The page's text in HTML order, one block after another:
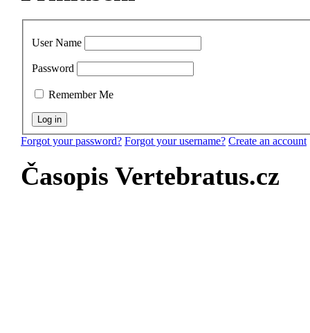
User Name
Password
Remember Me
Forgot your password? Forgot your username? Create an account
Časopis Vertebratus.cz